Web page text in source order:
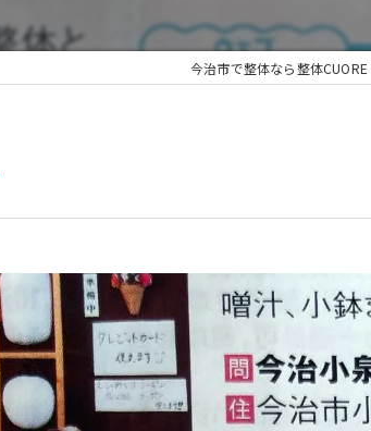
今治市で整体なら整体CUORE